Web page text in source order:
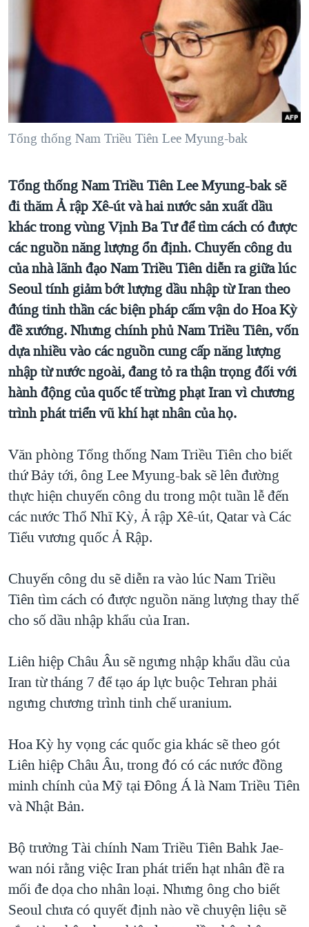
ĐỜI SỐNG
KINH TẾ
VĂN HOÁ
GIÁO DỤC
HÀNH TRÌNH BẦU CỬ 2024
MỘT NĂM CHIẾN TRANH TẠI DẢI GAZA
GIẢI MÃ VÀNH ĐAI & CON ĐƯỜNG
NGÀY TỊ NẠN THẾ GIỚI
CHI PHÍ CHIẾN TRANH AFGHANISTAN
CÁC GIÁ TRỊ CỘNG HÒA Ở VIỆT NAM
THƯỢNG ĐỈNH TRUMP-KIM TẠI VIỆT NAM
TRỊNH VĨNH BÌNH VS. CHÍNH PHỦ VIỆT NAM
NGƯ DÂN VIỆT VÀ LÀN SÓNG TRỘM HẢI SÂM
BÊN KIA QUỐC LỘ: TIẾNG VỌNG TỪ NÔNG THÔN MỸ
QUAN HỆ VIỆT MỸ
NGHE
MẠNG XÃ HỘI
Ngôn ngữ khác
Tổng thống Nam Triều Tiên Lee Myung-bak
Tổng thống Nam Triều Tiên Lee Myung-bak sẽ
đi thăm Ả rập Xê-út và hai nước sản xuất dầu
khác trong vùng Vịnh Ba Tư để tìm cách có được
các nguồn năng lượng ổn định. Chuyến công du
của nhà lãnh đạo Nam Triều Tiên diễn ra giữa lúc
Seoul tính giảm bớt lượng dầu nhập từ Iran theo
đúng tinh thần các biện pháp cấm vận do Hoa Kỳ
đề xướng. Nhưng chính phủ Nam Triều Tiên, vốn
dựa nhiều vào các nguồn cung cấp năng lượng
nhập từ nước ngoài, đang tỏ ra thận trọng đối với
hành động của quốc tế trừng phạt Iran vì chương
trình phát triển vũ khí hạt nhân của họ.
Văn phòng Tổng thống Nam Triều Tiên cho biết
thứ Bảy tới, ông Lee Myung-bak sẽ lên đường
thực hiện chuyến công du trong một tuần lễ đến
các nước Thổ Nhĩ Kỳ, Ả rập Xê-út, Qatar và Các
Tiểu vương quốc Ả Rập.
Chuyến công du sẽ diễn ra vào lúc Nam Triều
Tiên tìm cách có được nguồn năng lượng thay thế
cho số dầu nhập khẩu của Iran.
Liên hiệp Châu Âu sẽ ngưng nhập khẩu dầu của
Iran từ tháng 7 để tạo áp lực buộc Tehran phải
ngưng chương trình tinh chế uranium.
Hoa Kỳ hy vọng các quốc gia khác sẽ theo gót
Liên hiệp Châu Âu, trong đó có các nước đồng
minh chính của Mỹ tại Đông Á là Nam Triều Tiên
và Nhật Bản.
Bộ trưởng Tài chính Nam Triều Tiên Bahk Jae-
wan nói rằng việc Iran phát triển hạt nhân đề ra
mối đe dọa cho nhân loại. Nhưng ông cho biết
Seoul chưa có quyết định nào về chuyện liệu sẽ